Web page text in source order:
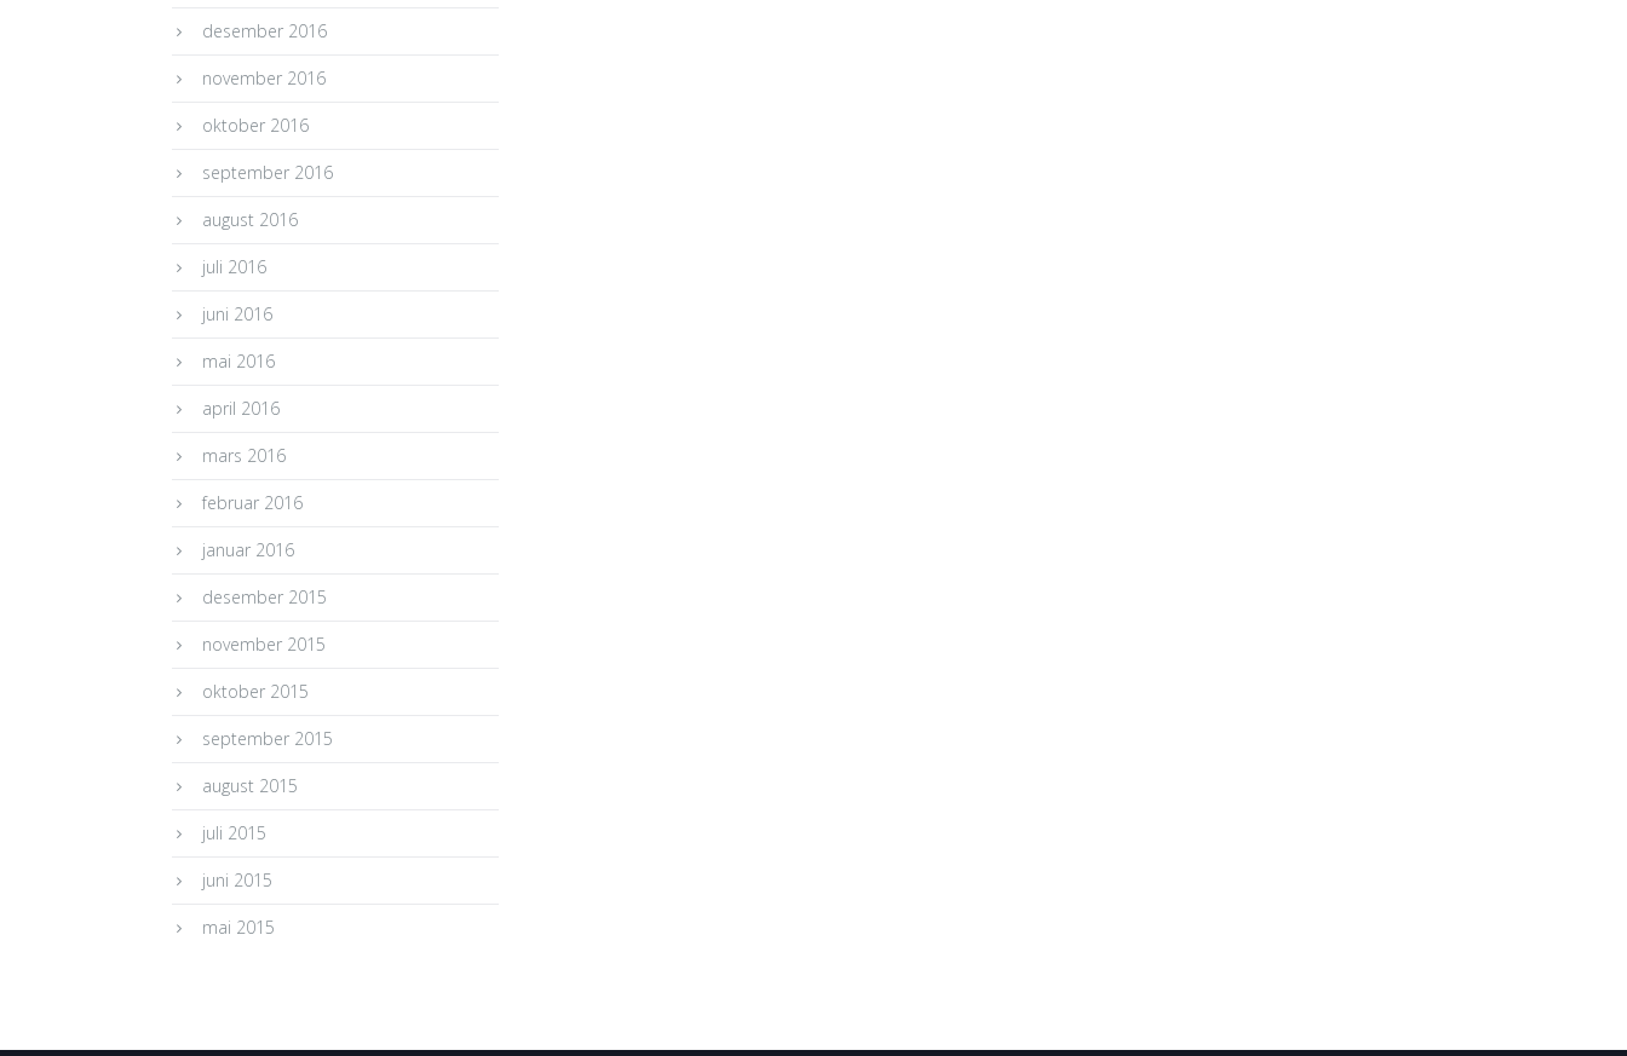
desember 2016
november 2016
oktober 2016
september 2016
august 2016
juli 2016
juni 2016
mai 2016
april 2016
mars 2016
februar 2016
januar 2016
desember 2015
november 2015
oktober 2015
september 2015
august 2015
juli 2015
juni 2015
mai 2015